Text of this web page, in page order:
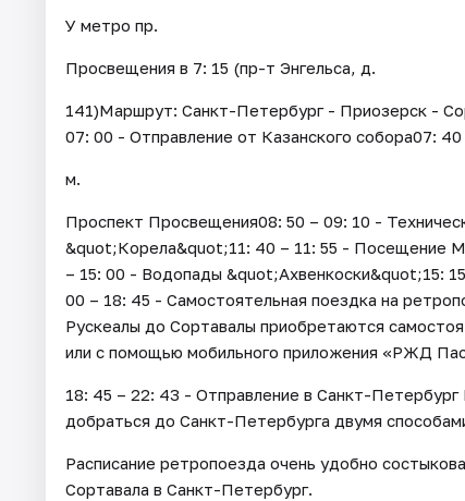
У метро пр.
Просвещения в 7: 15 (пр-т Энгельса, д.
141)Маршрут: Санкт-Петербург - Приозерск -
07: 00 - Отправление от Казанского собора07:
м.
Проспект Просвещения08: 50 – 09: 10 -
&quot;Корела&quot;11: 40 – 11: 55 - Посещение
– 15: 00 - Водопады &quot;Ахвенкоски&quot;15:
00 – 18: 45 - Самостоятельная поездка на
Рускеалы до Сортавалы приобретаются
или с помощью мобильного приложения «РЖД
18: 45 – 22: 43 - Отправление в Санкт-
добраться до Санкт-Петербурга двумя
Расписание ретропоезда очень удобно
Сортавала в Санкт-Петербург.